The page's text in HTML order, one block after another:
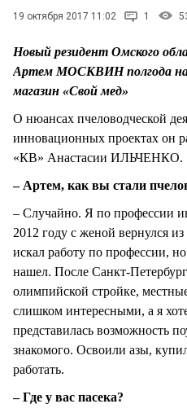
19 октября 2017 11:02 1
Новый резидент Омского
Артем МОСКВИН полгода
магазин «Свой мед»
О нюансах пчеловодческой
инновационных проектах он
«КВ» Анастасии ИЛЬЧЕНКО.
– Артем, как вы стали
– Случайно. Я по профессии
2012 году с женой вернулся
искал работу по профессии,
нашел. После Санкт-
олимпийской стройке,
слишком интересными, а я
представилась возможность
знакомого. Освоили азы,
работать.
– Где у вас пасека?